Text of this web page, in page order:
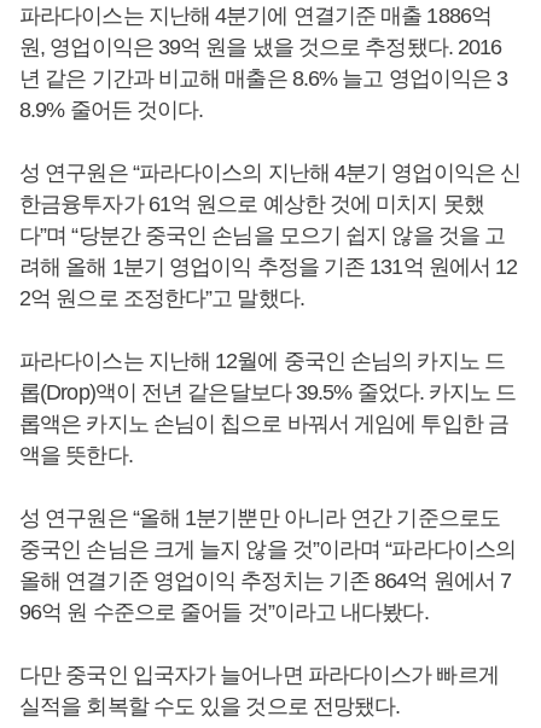
파라다이스는 지난해 4분기에 연결기준 매출 1886억
원, 영업이익은 39억 원을 냈을 것으로 추정됐다. 2016
년 같은 기간과 비교해 매출은 8.6% 늘고 영업이익은 3
8.9% 줄어든 것이다.
성 연구원은 “파라다이스의 지난해 4분기 영업이익은 신
한금융투자가 61억 원으로 예상한 것에 미치지 못했
다”며 “당분간 중국인 손님을 모으기 쉽지 않을 것을 고
려해 올해 1분기 영업이익 추정을 기존 131억 원에서 12
2억 원으로 조정한다”고 말했다.
파라다이스는 지난해 12월에 중국인 손님의 카지노 드
롭(Drop)액이 전년 같은달보다 39.5% 줄었다. 카지노 드
롭액은 카지노 손님이 칩으로 바꿔서 게임에 투입한 금
액을 뜻한다.
성 연구원은 “올해 1분기뿐만 아니라 연간 기준으로도
중국인 손님은 크게 늘지 않을 것”이라며 “파라다이스의
올해 연결기준 영업이익 추정치는 기존 864억 원에서 7
96억 원 수준으로 줄어들 것”이라고 내다봤다.
다만 중국인 입국자가 늘어나면 파라다이스가 빠르게
실적을 회복할 수도 있을 것으로 전망됐다.